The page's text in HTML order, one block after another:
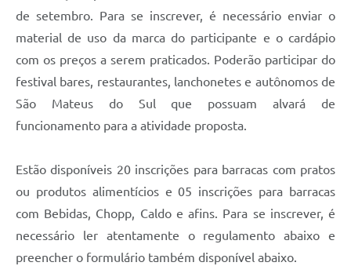
Serviço de Informação ao Cidadão
Termos de Fomento
Galeria de Fotos
Audiências Públicas
Arquivos para Download
Carta de Serviços
Galeria de Vídeos
de setembro. Para se inscrever, é necessário enviar o
material de uso da marca do participante e o cardápio
com os preços a serem praticados. Poderão participar do
festival bares, restaurantes, lanchonetes e autônomos de
São Mateus do Sul que possuam alvará de
funcionamento para a atividade proposta.
Estão disponíveis 20 inscrições para barracas com pratos
ou produtos alimentícios e 05 inscrições para barracas
com Bebidas, Chopp, Caldo e afins. Para se inscrever, é
necessário ler atentamente o regulamento abaixo e
preencher o formulário também disponível abaixo.